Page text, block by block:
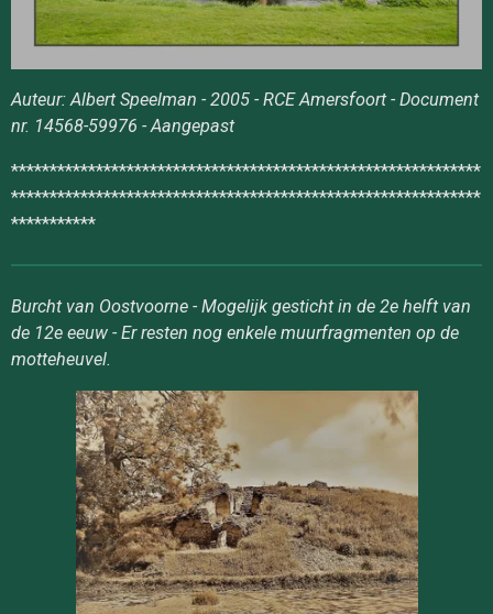
Auteur: Albert Speelman - 2005 - RCE Amersfoort - Document
nr. 14568-59976 - Aangepast
*************************************************************
*************************************************************
***********
Burcht van Oostvoorne - Mogelijk gesticht in de 2e helft van
de 12e eeuw - Er resten nog enkele muurfragmenten op de
motteheuvel.